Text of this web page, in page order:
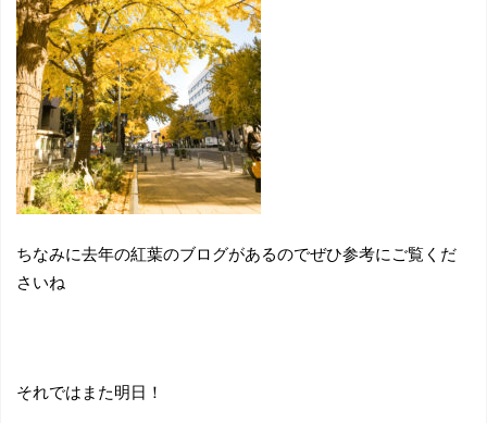
ちなみに去年の紅葉のブログがあるのでぜひ参考にご覧くだ
さいね
それではまた明日！